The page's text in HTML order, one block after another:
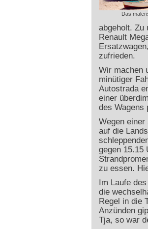
Das
abgeholt. Zu
Renault
zufrieden.
Wir machen
minütiger
Autostrada
einer
des Wagens
Wegen einer
auf die
gegen 15.15
zu essen.
Im Laufe
die
Regel in die
Anzünden
Tja, so war